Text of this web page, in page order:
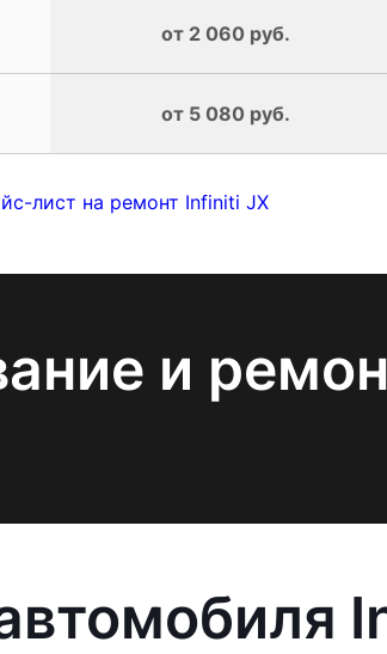
от 2 060 руб.
от 5 080 руб.
лист на ремонт Infiniti JX
и